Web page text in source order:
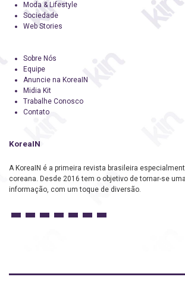
Moda & Lifestyle
Sociedade
Web Stories
Sobre Nós
Equipe
Anuncie na KoreaIN
Midia Kit
Trabalhe Conosco
Contato
KoreaIN
A KoreaIN é a primeira revista brasileira
coreana. Desde 2016 tem o objetivo de tornar-se
informação, com um toque de diversão.